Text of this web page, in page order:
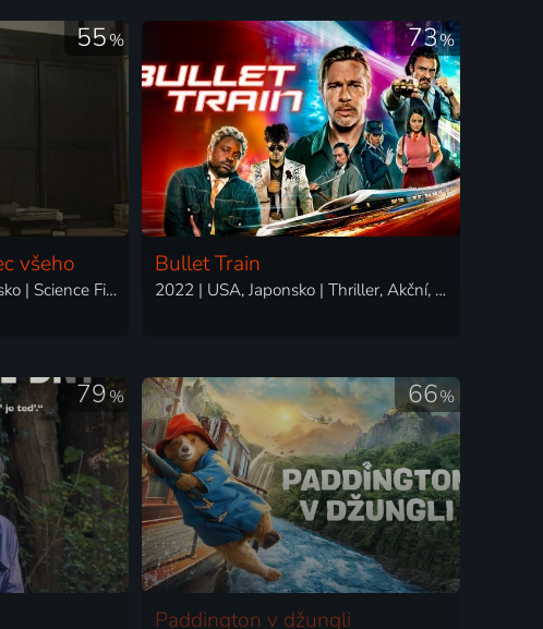
55%
všeho
2011 | Rakousko, Japonsko | Science Fiction, Fantasy
73%
Bullet Train
2022 | USA, Japonsko | Thriller, Akční, Komedie
79% 66%
Paddington v džungli